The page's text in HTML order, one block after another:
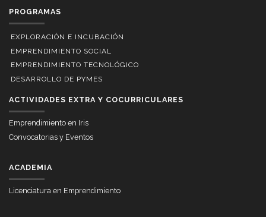
PROGRAMAS
EXPLORACIÓN E INCUBACIÓN
EMPRENDIMIENTO SOCIAL
EMPRENDIMIENTO TECNOLÓGICO
DESARROLLO DE PYMES
ACTIVIDADES EXTRA Y COCURRICULARES
Emprendimiento en Iris
Convocatorias y Eventos
ACADEMIA
Licenciatura en Emprendimiento